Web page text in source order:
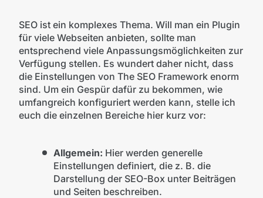
SEO ist ein komplexes Thema. Will man ein Plugin
für viele Webseiten anbieten, sollte man
entsprechend viele Anpassungsmöglichkeiten zur
Verfügung stellen. Es wundert daher nicht, dass
die Einstellungen von The SEO Framework enorm
sind. Um ein Gespür dafür zu bekommen, wie
umfangreich konfiguriert werden kann, stelle ich
euch die einzelnen Bereiche hier kurz vor:
Allgemein: Hier werden generelle
Einstellungen definiert, die z. B. die
Darstellung der SEO-Box unter Beiträgen
und Seiten beschreiben.